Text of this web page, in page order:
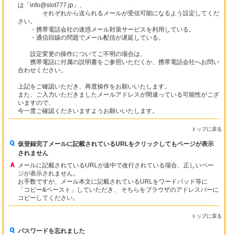
は「info@slot777.jp」、
それぞれから送られるメールが受信可能になるよう設定してくだ
さい。
・携帯電話会社の迷惑メール対策サービスを利用している。
・通信回線の問題でメール配信が遅延している。
設定変更の操作についてご不明の場合は、
携帯電話に付属の説明書をご参照いただくか、携帯電話会社へお問い
合わせください。
上記をご確認いただき、再度操作をお願いいたします。
また、ご入力いただきましたメールアドレスが間違っている可能性がござ
いますので、
今一度ご確認くださいますようお願いいたします。
トップに戻る
仮登録完了メールに記載されているURLをクリックしてもページが表示
されません
メールに記載されているURLが途中で改行されている場合、正しいペー
ジが表示されません。
お手数ですが、メール本文に記載されているURLをワードパッド等に
「コピー&ペースト」していただき、 そちらをブラウザのアドレスバーに
コピーしてください。
トップに戻る
パスワードを忘れました